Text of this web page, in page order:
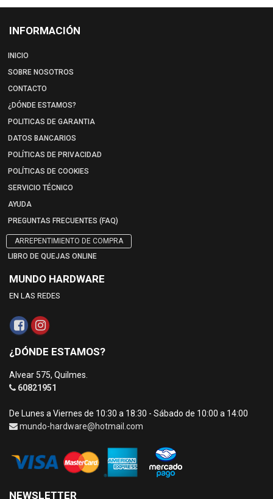
INFORMACIÓN
INICIO
SOBRE NOSOTROS
CONTACTO
¿DÓNDE ESTAMOS?
POLITICAS DE GARANTIA
DATOS BANCARIOS
POLÍTICAS DE PRIVACIDAD
POLÍTICAS DE COOKIES
SERVICIO TÉCNICO
AYUDA
PREGUNTAS FRECUENTES (FAQ)
ARREPENTIMIENTO DE COMPRA
LIBRO DE QUEJAS ONLINE
MUNDO HARDWARE
EN LAS REDES
¿DÓNDE ESTAMOS?
Alvear 575, Quilmes.
60821951
De Lunes a Viernes de 10:30 a 18:30 - Sábado de 10:00 a 14:00
mundo-hardware@hotmail.com
NEWSLETTER